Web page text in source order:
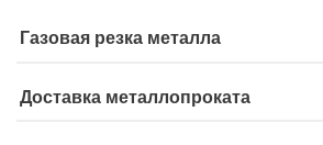
Газовая резка металла
Доставка металлопроката